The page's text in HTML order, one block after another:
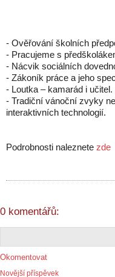
- Ověřování školních
- Pracujeme s
- Nácvik sociálních
- Zákoník práce a jeho
- Loutka – kamarád i učitel.
- Tradiční vánoční zvyky
interaktivních technologií.
Podrobnosti naleznete zde
0 komentářů:
Okomentovat
Novější příspěvek